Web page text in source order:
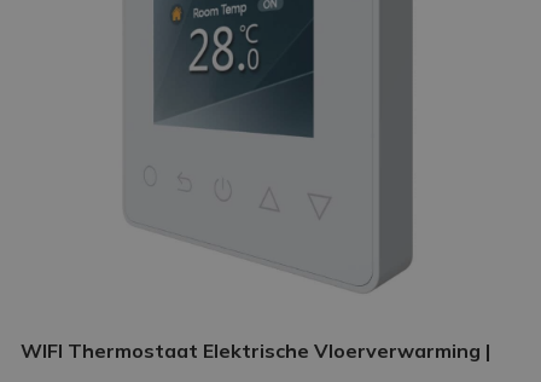
WIFI Thermostaat Elektrische Vloerverwarming |